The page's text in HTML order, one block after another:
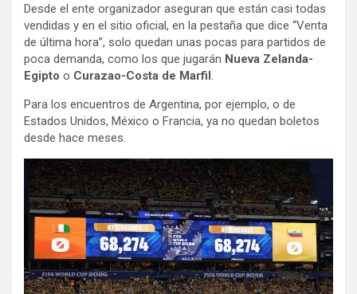
Desde el ente organizador aseguran que están casi todas
vendidas y en el sitio oficial, en la pestaña que dice “Venta
de última hora”, solo quedan unas pocas para partidos de
poca demanda, como los que jugarán Nueva Zelanda-
Egipto o Curazao-Costa de Marfil.
Para los encuentros de Argentina, por ejemplo, o de
Estados Unidos, México o Francia, ya no quedan boletos
desde hace meses.